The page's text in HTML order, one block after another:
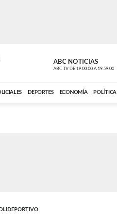
ABC NOTICIAS
ABC TV DE 19:00:00 A 19:59:00
DEPORTES ECONOMÍA POLÍTICA